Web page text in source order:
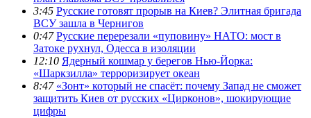
3:45 Русские готовят прорыв на Киев? Элитная бригада
ВСУ зашла в Чернигов
0:47 Русские перерезали «пуповину» НАТО: мост в
Затоке рухнул, Одесса в изоляции
12:10 Ядерный кошмар у берегов Нью-Йорка:
«Шаркзилла» терроризирует океан
8:47 «Зонт» который не спасёт: почему Запад не сможет
защитить Киев от русских «Цирконов», шокирующие
цифры